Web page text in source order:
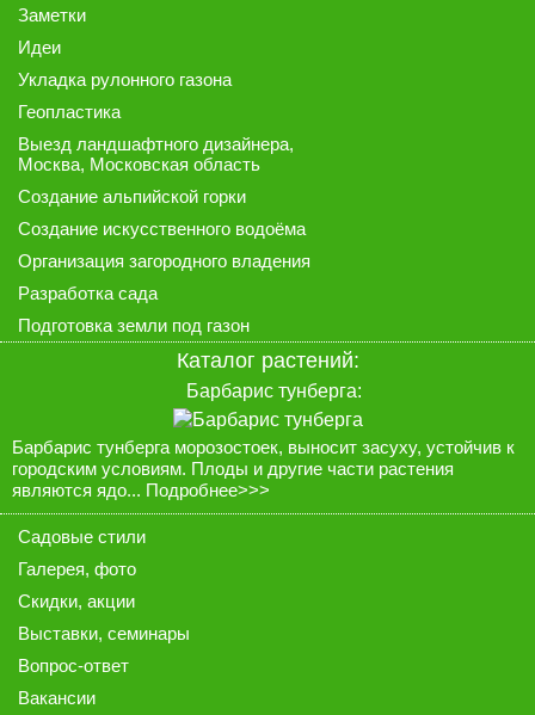
Заметки
Идеи
Укладка рулонного газона
Геопластика
Выезд ландшафтного дизайнера,
Москва, Московская область
Создание альпийской горки
Создание искусственного водоёма
Организация загородного владения
Разработка сада
Подготовка земли под газон
Каталог растений:
Барбарис тунберга:
Барбарис тунберга морозостоек, выносит засуху, устойчив к
городским условиям. Плоды и другие части растения
являются ядо... Подробнее>>>
Садовые стили
Галерея, фото
Скидки, акции
Выставки, семинары
Вопрос-ответ
Вакансии